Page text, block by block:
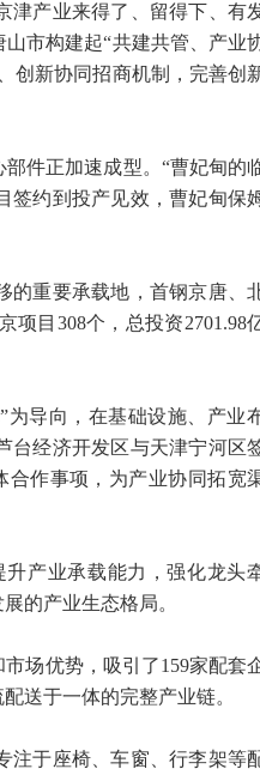
津产业来得了、留得下、有
市构建起“共建共管、产业
创新协同招商机制，完善创
件正加速成型。“曹妃甸的
签约到投产见效，曹妃甸保
的重要承载地，首钢京唐、
项目308个，总投资2701.98
为导向，在基础设施、产业
台经济开发区与天津宁河区
合作事项，为产业协同拓宽
产业承载能力，强化龙头
的产业生态格局。
场优势，吸引了159家配套
送于一体的完整产业链。
注于座椅、车窗、行李架等